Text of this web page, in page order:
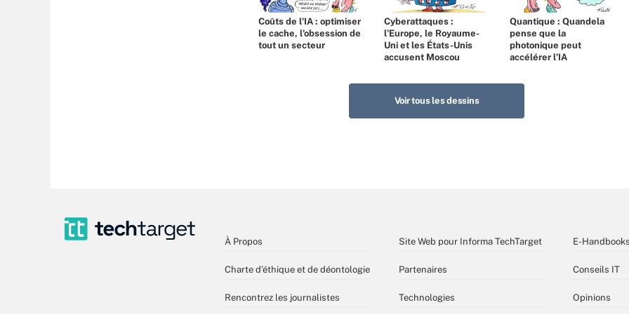
Coûts de l'IA : optimiser
le cache, l’obsession de
tout un secteur
Cyberattaques :
l’Europe, le Royaume-
Uni et les États-Unis
accusent Moscou
Quantique : Quandela
pense que la
photonique peut
accélérer l’IA
Voir tous les dessins
À Propos
Charte d’éthique et de déontologie
Rencontrez les journalistes
Site Web pour Informa TechTarget
Partenaires
Technologies
E-
Conseils IT
Opinions